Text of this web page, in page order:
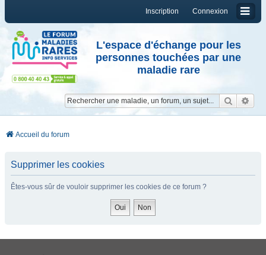
Connexion
Inscription
L'espace d'échange pour les
personnes touchées par une
maladie rare
Accueil du forum
Supprimer les cookies
Êtes-vous sûr de vouloir supprimer les cookies de ce forum ?